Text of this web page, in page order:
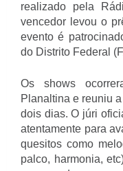
realizado pela
vencedor levou o
evento é
do Distrito Federal
Os shows
Planaltina e reuniu
dois dias. O júri
atentamente para
quesitos como
palco, harmonia,